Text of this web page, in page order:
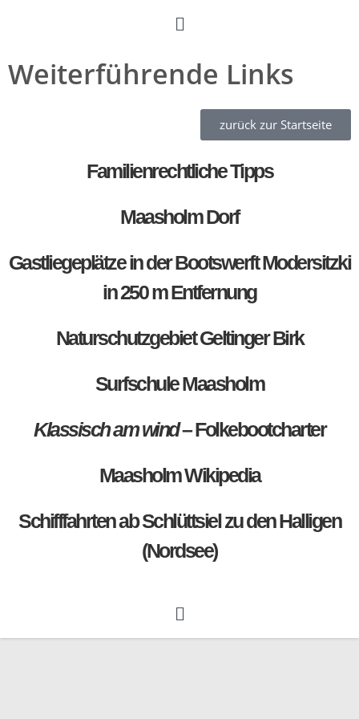
Weiterführende Links
zurück zur Startseite
Familienrechtliche Tipps
Maasholm Dorf
Gastliegeplätze in der Bootswerft Modersitzki
in 250 m Entfernung
Naturschutzgebiet Geltinger Birk
Surfschule Maasholm
Klassisch am wind– Folkebootcharter
Maasholm Wikipedia
Schifffahrten ab Schlüttsiel zu den Halligen
(Nordsee)